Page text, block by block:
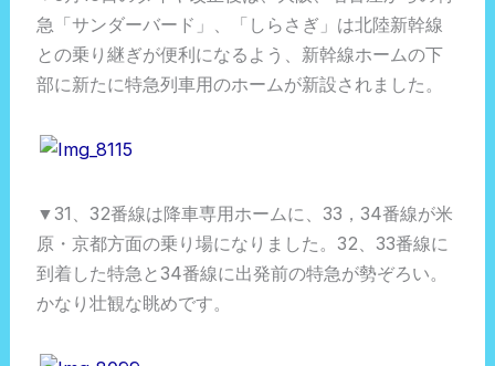
急「サンダーバード」、「しらさぎ」は北陸新幹線
との乗り継ぎが便利になるよう、新幹線ホームの下
部に新たに特急列車用のホームが新設されました。
▼31、32番線は降車専用ホームに、33，34番線が米
原・京都方面の乗り場になりました。32、33番線に
到着した特急と34番線に出発前の特急が勢ぞろい。
かなり壮観な眺めです。